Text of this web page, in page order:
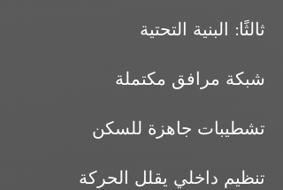
ثالثًا: البنية التحتية
شبكة مرافق مكتملة
تشطيبات جاهزة للسكن
تنظيم داخلي يقلل الحركة